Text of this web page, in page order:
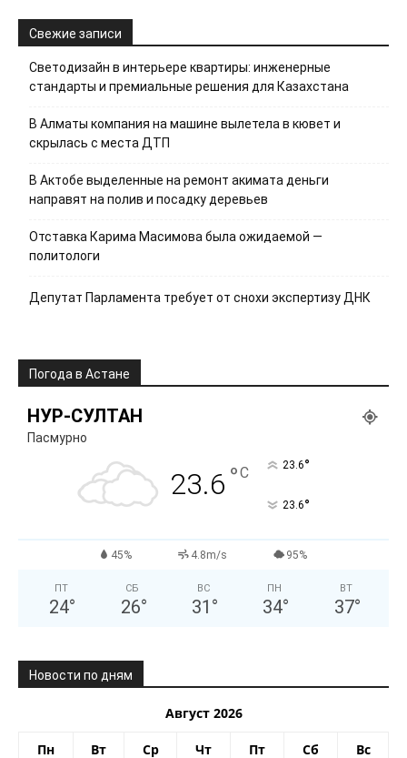
Свежие записи
Светодизайн в интерьере квартиры: инженерные
стандарты и премиальные решения для Казахстана
В Алматы компания на машине вылетела в кювет и
скрылась с места ДТП
В Актобе выделенные на ремонт акимата деньги
направят на полив и посадку деревьев
Отставка Карима Масимова была ожидаемой —
политологи
Депутат Парламента требует от снохи экспертизу ДНК
Погода в Астане
НУР-СУЛТАН
Пасмурно
23.6 °C 23.6°
23.6°
45% 4.8m/s 95%
ПТ
24°
СБ
26°
ВС
31 °
ПН
34°
ВТ
37°
Новости по дням
Август 2026
Пн Вт Ср Чт Пт Сб Вс